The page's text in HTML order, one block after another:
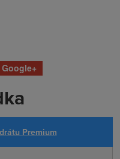
Google+
Premium